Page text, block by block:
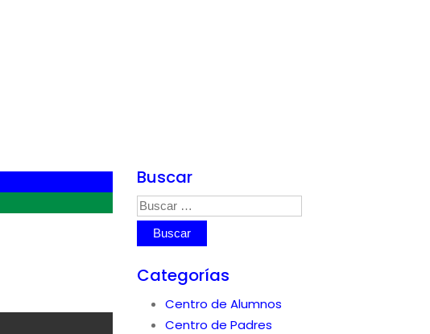
Buscar
Buscar:
Categorías
Centro de Alumnos
Centro de Padres